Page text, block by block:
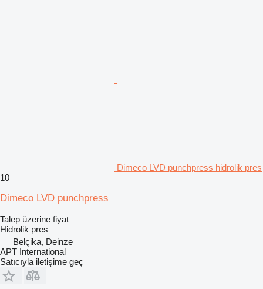
Dimeco LVD punchpress hidrolik pres
10
Dimeco LVD punchpress
Talep üzerine fiyat
Hidrolik pres
Belçika, Deinze
APT International
Satıcıyla iletişime geç